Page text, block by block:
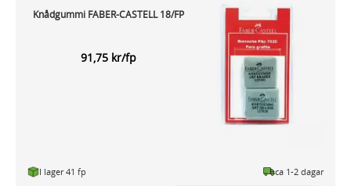
Knådgummi FABER-CASTELL 18/FP
91,75 kr/fp
I lager 41 fp ca 1-2 dagar